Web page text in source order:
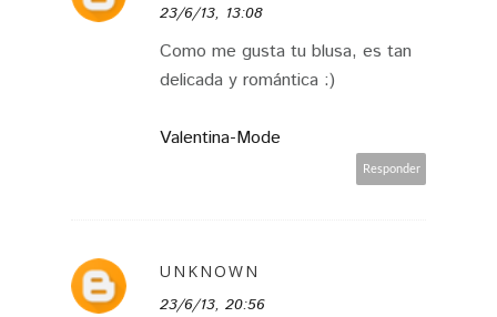
23/6/13, 13:08
Como me gusta tu blusa, es tan
delicada y romántica :)
Valentina-Mode
Responder
UNKNOWN
23/6/13, 20:56